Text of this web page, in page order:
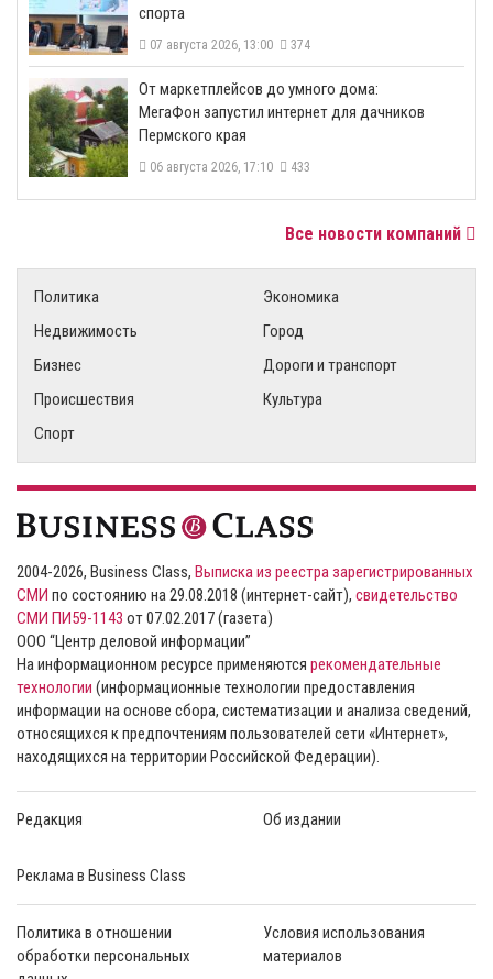
спорта
07 августа 2026, 13:00 374
От маркетплейсов до умного дома:
МегаФон запустил интернет для дачников
Пермского края
06 августа 2026, 17:10 433
Все новости компаний
Политика
Экономика
Недвижимость
Город
Бизнес
Дороги и транспорт
Происшествия
Культура
Спорт
2004-2026, Business Class, Выписка из реестра зарегистрированных
СМИ по состоянию на 29.08.2018 (интернет-сайт), свидетельство
СМИ ПИ59-1143 от 07.02.2017 (газета)
ООО “Центр деловой информации”
На информационном ресурсе применяются рекомендательные
технологии (информационные технологии предоставления
информации на основе сбора, систематизации и анализа сведений,
относящихся к предпочтениям пользователей сети «Интернет»,
находящихся на территории Российской Федерации).
Редакция Об издании
Реклама в Business Class
Политика в отношении
обработки персональных
Условия использования
материалов